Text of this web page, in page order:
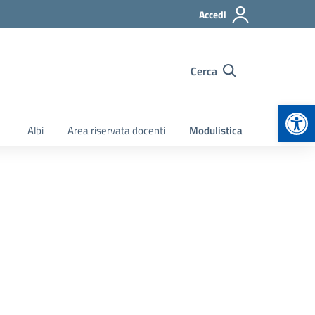
Accedi
Cerca
Albi Area riservata docenti Modulistica